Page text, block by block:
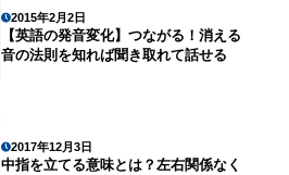
2015年2月2日
【英語の発音変化】つながる！消える
音の法則を知れば聞き取れて話せる
2017年12月3日
中指を立てる意味とは？左右関係なく